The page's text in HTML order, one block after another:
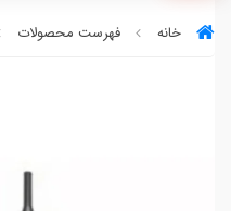
خانه فهرست محصولات